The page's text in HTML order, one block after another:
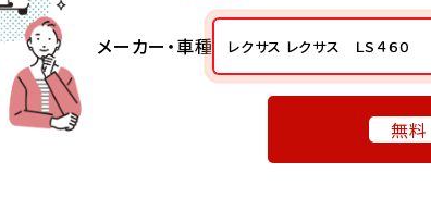
メーカー・車種 レクサス レクサス ＬＳ４６０
無料